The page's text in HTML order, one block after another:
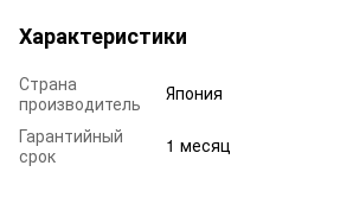
Характеристики
Страна
производитель
Япония
Гарантийный
срок
1 месяц